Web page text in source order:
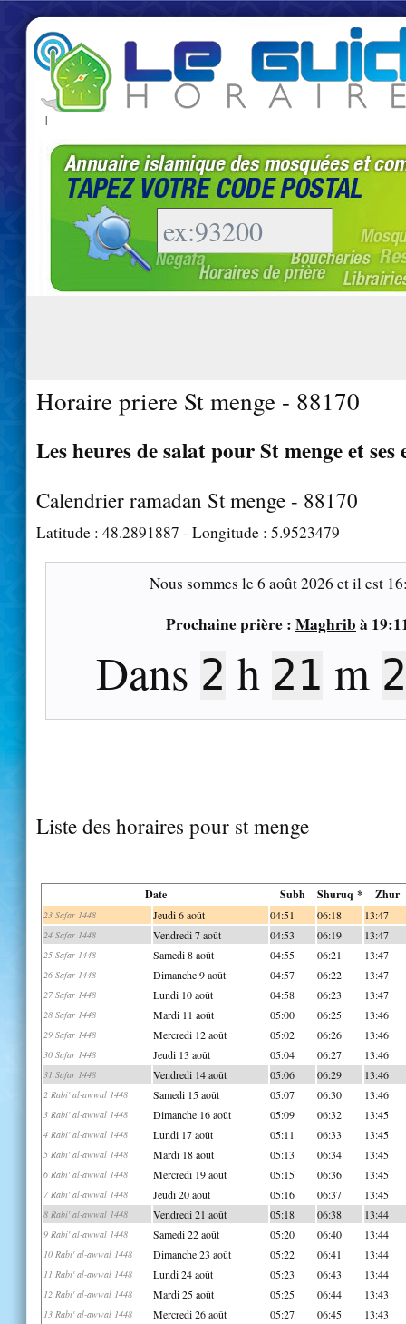
|
Horaire priere St menge - 88170
Les heures de salat pour St menge et ses
Calendrier ramadan St menge - 88170
Latitude : 48.2891887 - Longitude : 5.9523479
Nous sommes le6 août 2026 et il est
Prochaine prière : Maghrib à
Dans 2 h 21 m
Liste des horaires pour st menge
Date Subh Shuruq * Zhur
23 Safar 1448 Jeudi 6 août 04:51 06:18 13:47
24 Safar 1448 Vendredi 7 août 04:53 06:19 13:47
25 Safar 1448 Samedi 8 août 04:55 06:21 13:47
26 Safar 1448 Dimanche 9 août 04:57 06:22 13:47
27 Safar 1448 Lundi 10 août 04:58 06:23 13:47
28 Safar 1448 Mardi 11 août 05:00 06:25 13:46
29 Safar 1448 Mercredi 12 août 05:02 06:26 13:46
30 Safar 1448 Jeudi 13 août 05:04 06:27 13:46
31 Safar 1448 Vendredi 14 août 05:06 06:29 13:46
2 Rabi' al-awwal 1448 Samedi 15 août 05:07 06:30 13:46
3 Rabi' al-awwal 1448 Dimanche 16 août 05:09 06:32 13:45
4 Rabi' al-awwal 1448 Lundi 17 août 05:11 06:33 13:45
5 Rabi' al-awwal 1448 Mardi 18 août 05:13 06:34 13:45
6 Rabi' al-awwal 1448 Mercredi 19 août 05:15 06:36 13:45
7 Rabi' al-awwal 1448 Jeudi 20 août 05:16 06:37 13:45
8 Rabi' al-awwal 1448 Vendredi 21 août 05:18 06:38 13:44
9 Rabi' al-awwal 1448 Samedi 22 août 05:20 06:40 13:44
10 Rabi' al-awwal 1448 Dimanche 23 août 05:22 06:41 13:44
11 Rabi' al-awwal 1448 Lundi 24 août 05:23 06:43 13:44
12 Rabi' al-awwal 1448 Mardi 25 août 05:25 06:44 13:43
13 Rabi' al-awwal 1448 Mercredi 26 août 05:27 06:45 13:43